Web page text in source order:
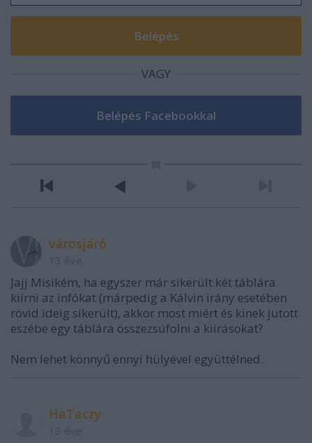
VAGY
városjáró
Jajj Misikém, ha egyszer már sikerült két táblára
kiírni az infókat (márpedig a Kálvin irány esetében
rövid ideig sikerült), akkor most miért és kinek jutott
eszébe egy táblára összezsúfolni a kiírásokat?
Nem lehet könnyű ennyi hülyével együttélned.
HaTaczy